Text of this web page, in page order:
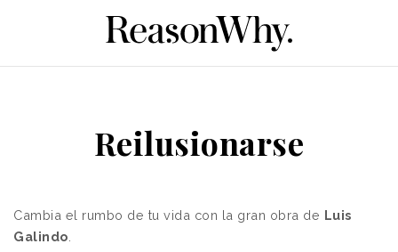
Reilusionarse
Cambia el rumbo de tu vida con la gran obra de Luis
Galindo